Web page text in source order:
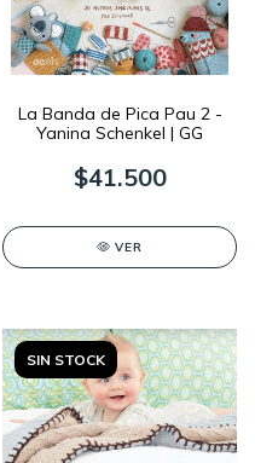
La Banda de Pica Pau 2 -
Yanina Schenkel | GG
$41.500
VER
SIN STOCK